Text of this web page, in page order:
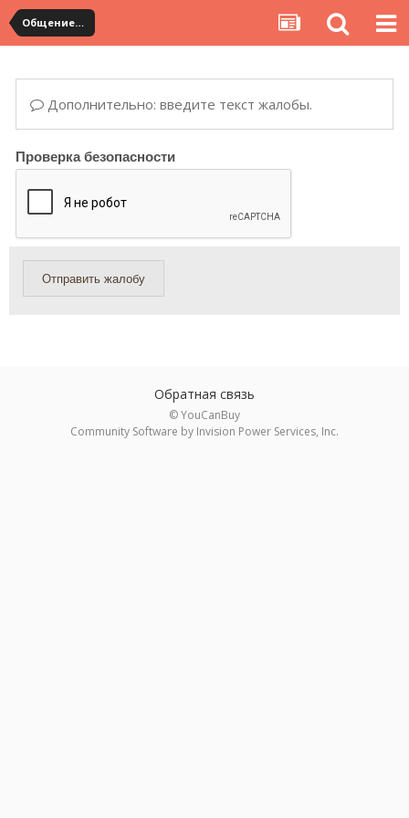
Общение с продавцами. Использование WangWang и TradeManager
Дополнительно: введите текст жалобы.
Проверка безопасности
Отправить жалобу
Обратная связь
© YouCanBuy
Community Software by Invision Power Services, Inc.